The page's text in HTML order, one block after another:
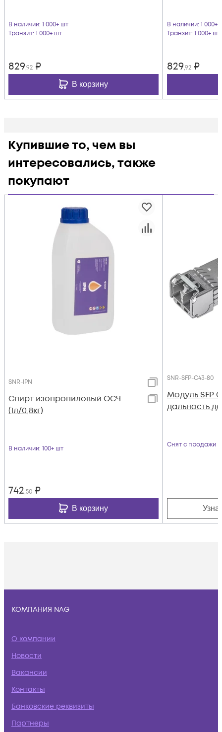
В наличии: 1 000+ шт
Транзит: 1 000+ шт
829,92 ₽
В корзину
В наличии: 1 000+
Транзит: 1 000+ шт
829,92 ₽
Купившие то, чем вы
интересовались, также
покупают
SNR-IPN
Спирт изопропиловый ОСЧ
(1л/0,8кг)
В наличии: 100+ шт
742,50 ₽
В корзину
SNR-SFP-C43-80
Модуль SFP
дальность
Снят с продажи
КОМПАНИЯ NAG
О компании
Новости
Вакансии
Контакты
Банковские реквизиты
Партнеры